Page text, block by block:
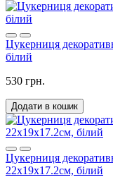
Цукерниця
білий
530 грн.
Додати в кошик
Цукерниця
22х19х17.2см, білий